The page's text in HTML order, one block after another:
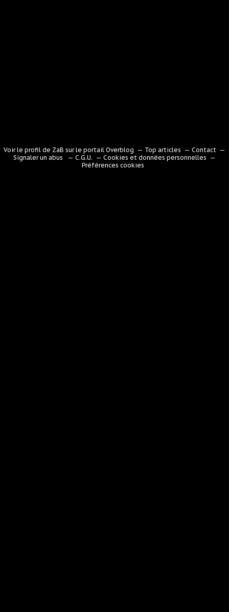
Voir le profil de ZaB sur le portail Overblog Top articles
Contact
Signaler un abus
C.G.U.
Cookies et données personnelles
Préférences cookies